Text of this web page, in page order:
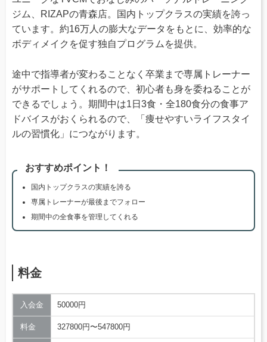
ジム、RIZAPの青森店。国内トップクラスの実績を誇っ
ています。約16万人の膨大なデータをもとに、効率的な
ボディメイクを促す独自プログラムを提供。
途中で指導者が変わることなく卒業まで専属トレーナー
がサポートしてくれるので、初心者も身を委ねることが
できるでしょう。期間中は1日3食・全180食分の食事ア
ドバイスがおくられるので、「痩せやすいライフスタイ
ルの習慣化」につながります。
おすすめポイント！
国内トップクラスの実績を誇る
専属トレーナーが最後までフォロー
期間中の全食事を管理してくれる
料金
入会金 50000円
料金 327800円〜547800円